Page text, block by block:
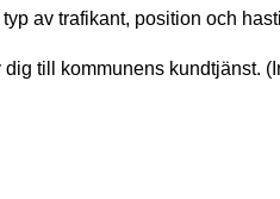
av trafikant, position och
till kommunens kundtjänst.